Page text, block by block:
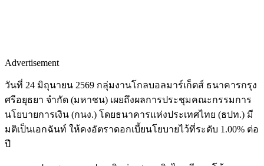
Advertisement
วันที่ 24 มิถุนายน 2569 กลุ่มงานโกลบอลมาร์เก็ตส์ ธนาคารกรุง
ศรีอยุธยา จำกัด (มหาชน) เผยถึงผลการประชุมคณะกรรมการ
นโยบายการเงิน (กนง.) โดยธนาคารแห่งประเทศไทย (ธปท.) มี
มติเป็นเอกฉันท์ ให้คงอัตราดอกเบี้ยนโยบายไว้ที่ระดับ 1.00% ต่อ
ปี